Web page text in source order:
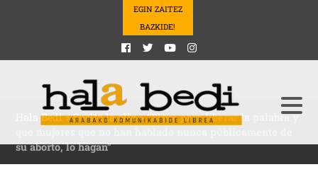
EGIN ZAITEZ
BAZKIDE!
Hala Bedi>Suelta la olla>“Sirve para liberar la palabra y
su aborto, lo hagan”